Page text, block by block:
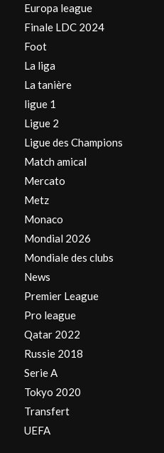
Europa league
Finale LDC 2024
Foot
La liga
La tanière
ligue 1
Ligue 2
Ligue des Champions
Match amical
Mercato
Metz
Monaco
Mondial 2026
Mondiale des clubs
News
Premier League
Pro league
Qatar 2022
Russie 2018
Serie A
Tokyo 2020
Transfert
UEFA